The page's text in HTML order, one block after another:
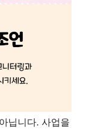
닙니다. 사업을